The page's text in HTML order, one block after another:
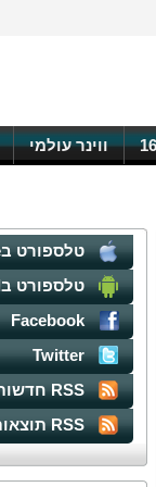
ווינר עולמי
טלספורט בiPhone
טלספורט בAndroid
Facebook
Twitter
RSS חדשות ווינר
RSS תוצאות ספורט